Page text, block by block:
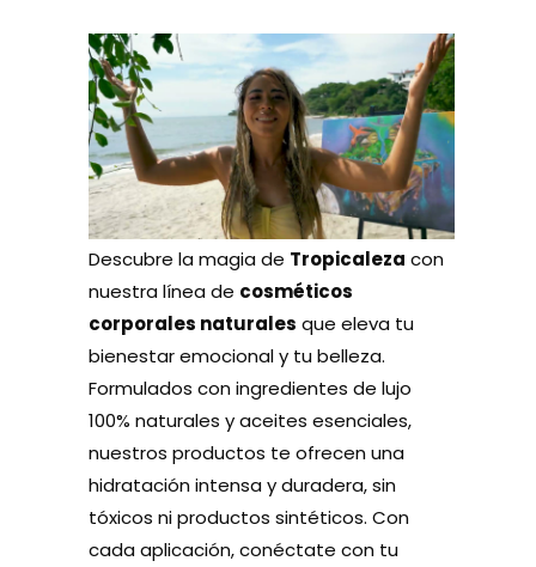
$25.00
through
$35.00
Descubre la magia de Tropicaleza con
nuestra línea de cosméticos
corporales naturales que eleva tu
bienestar emocional y tu belleza.
Formulados con ingredientes de lujo
100% naturales y aceites esenciales,
nuestros productos te ofrecen una
hidratación intensa y duradera, sin
tóxicos ni productos sintéticos. Con
cada aplicación, conéctate con tu